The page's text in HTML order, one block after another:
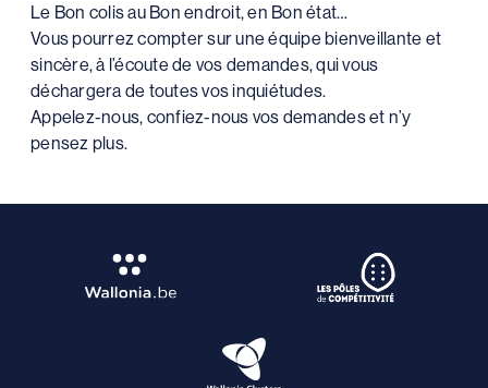
Le Bon colis au Bon endroit, en Bon état…
Vous pourrez compter sur une équipe bienveillante et
sincère, à l’écoute de vos demandes, qui vous
déchargera de toutes vos inquiétudes.
Appelez-nous, confiez-nous vos demandes et n’y
pensez plus.